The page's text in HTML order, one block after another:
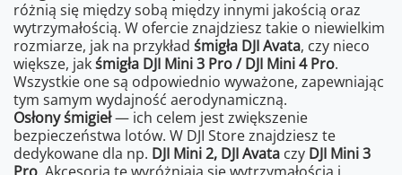
różnią się między sobą między innymi jakością oraz
wytrzymałością. W ofercie znajdziesz takie o niewielkim
rozmiarze, jak na przykład śmigła DJI Avata, czy nieco
większe, jakśmigła DJI Mini 3 Pro / DJI Mini 4 Pro.
Wszystkie one są odpowiednio wyważone, zapewniając
tym samym wydajność aerodynamiczną.
Osłony śmigieł— ich celem jest zwiększenie
bezpieczeństwa lotów. W DJI Store znajdziesz te
dedykowane dla np. DJI Mini 2, DJI Avata czy DJI Mini 3